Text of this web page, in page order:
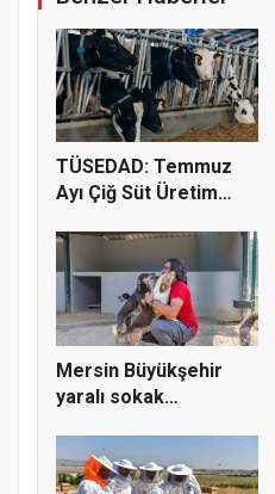
TÜSEDAD: Temmuz
Ayı Çiğ Süt Üretim
Mersin Büyükşehir
yaralı sokak